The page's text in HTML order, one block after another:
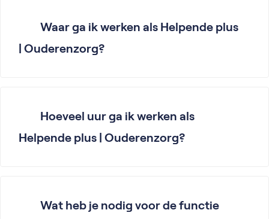
Waar ga ik werken als Helpende plus
| Ouderenzorg?
Hoeveel uur ga ik werken als
Helpende plus | Ouderenzorg?
Wat heb je nodig voor de functie